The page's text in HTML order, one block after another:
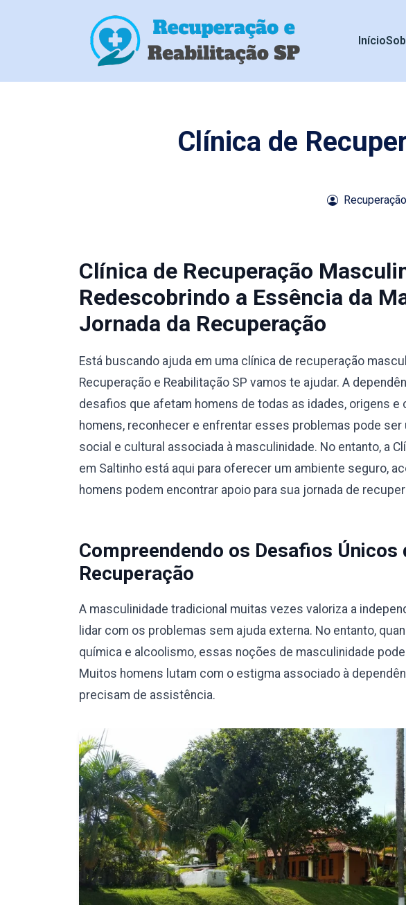
Início
Clínica de
Clínica de Recuperação
Redescobrindo a Essência da
Jornada da Recuperação
Está buscando ajuda em uma clínica de recuperação
Recuperação e Reabilitação SP vamos te ajudar. A
desafios que afetam homens de todas as idades, origens
homens, reconhecer e enfrentar esses problemas pode
social e cultural associada à masculinidade. No entanto, a
em Saltinho está aqui para oferecer um ambiente seguro,
homens podem encontrar apoio para sua jornada de
Compreendendo os Desafios Únicos
Recuperação
A masculinidade tradicional muitas vezes valoriza a
lidar com os problemas sem ajuda externa. No entanto,
química e alcoolismo, essas noções de masculinidade
Muitos homens lutam com o estigma associado à
precisam de assistência.